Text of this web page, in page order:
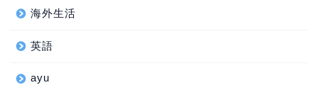
海外生活
英語
ayu